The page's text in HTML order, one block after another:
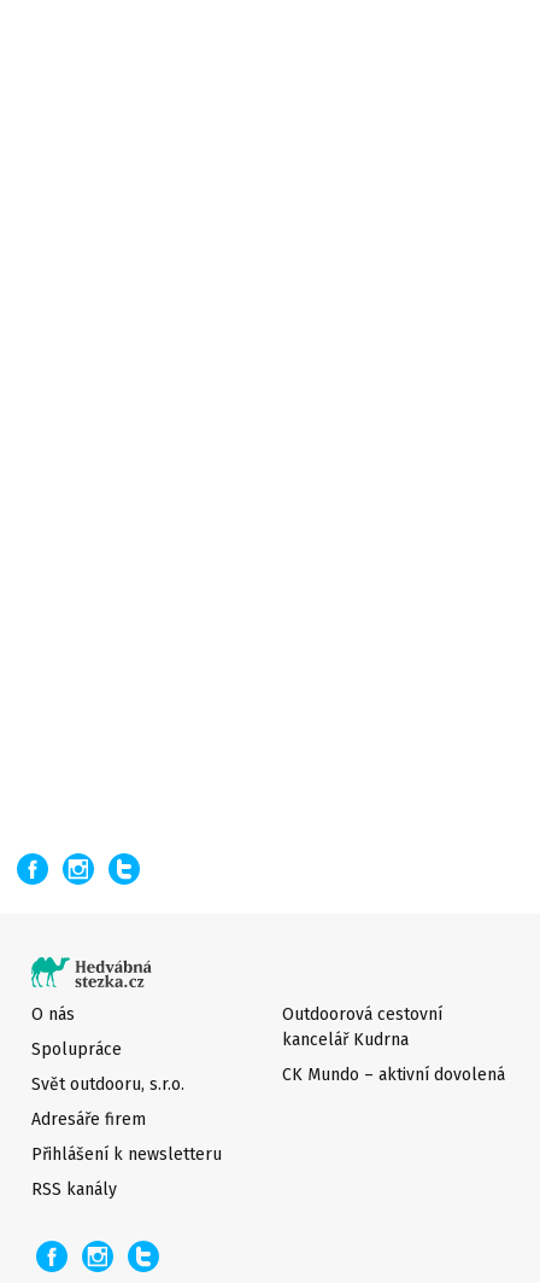
O nás
Spolupráce
Svět outdooru, s.r.o.
Adresáře firem
Přihlášení k newsletteru
Outdoorová cestovní
kancelář Kudrna
CK Mundo – aktivní dovolená
RSS kanály